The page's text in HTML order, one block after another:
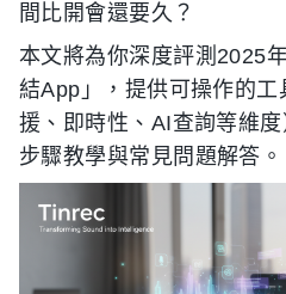
間比開會還要久？
本文將為你深度評測2025
結App」，提供可操作的
援、即時性、AI查詢等維
步驟教學與常見問題解答。